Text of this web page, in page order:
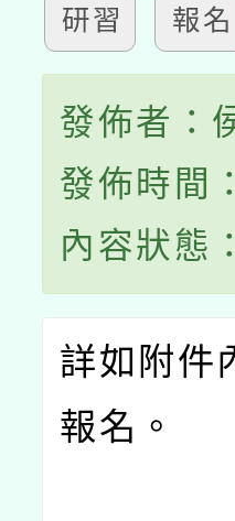
研習 報名
發佈者：
發佈時間
內容狀態
詳如附件
報名。